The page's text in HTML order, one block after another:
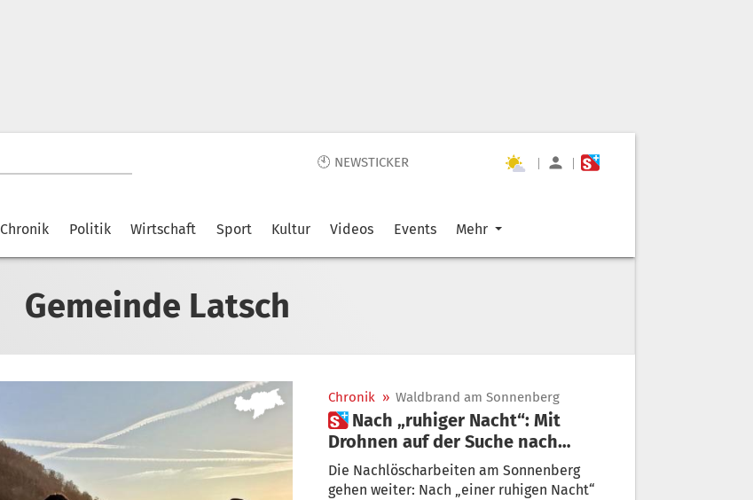
🕙 NEWSTICKER | |
Chronik Politik Wirtschaft Sport Kultur Videos Events Mehr
Gemeinde Latsch
Chronik » Waldbrand am Sonnenberg
 Nach „ruhiger Nacht“: Mit
Drohnen auf der Suche nach
Glutnestern
Die Nachlöscharbeiten am Sonnenberg
gehen weiter: Nach „einer ruhigen Nacht“